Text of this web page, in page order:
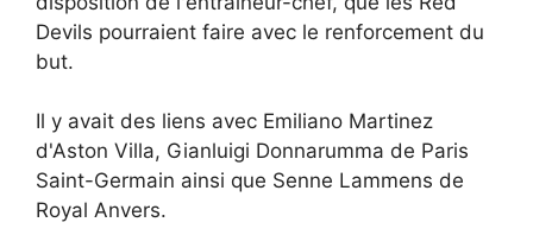
Devils pourraient faire avec le renforcement du
but.
Il y avait des liens avec Emiliano Martinez
d'Aston Villa, Gianluigi Donnarumma de Paris
Saint-Germain ainsi que Senne Lammens de
Royal Anvers.